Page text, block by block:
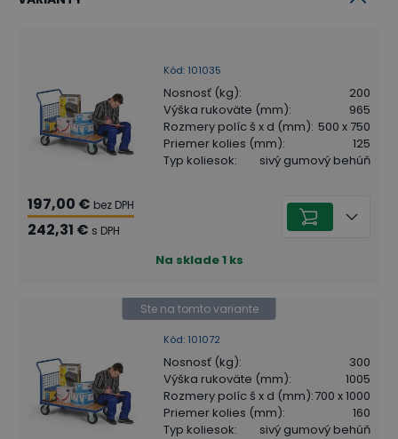
Kód: 101035
Nosnosť (kg):
200
Výška rukoväte (mm):
965
Rozmery políc š x d (mm): 500 x 750
Priemer kolies (mm):
125
Typ koliesok: sivý gumový behúň
197,00 € bez DPH
242,31 € s DPH
Na sklade1 ks
Kód: 101072
Ste na tomto variante
Nosnosť (kg):
300
Výška rukoväte (mm):
1005
Rozmery políc š x d (mm):700 x 1000
Priemer kolies (mm):
160
Typ koliesok: sivý gumový behúň